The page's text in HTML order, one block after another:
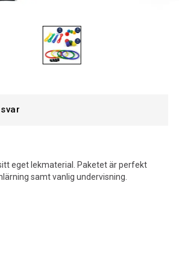
eget lekmaterial. Paketet är perfekt
samt vanlig undervisning.